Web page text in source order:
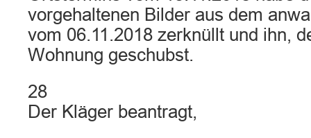
vorgehaltenen Bilder aus dem
vom 06.11.2018 zerknüllt und ihn,
Wohnung geschubst.
28
Der Kläger beantragt,